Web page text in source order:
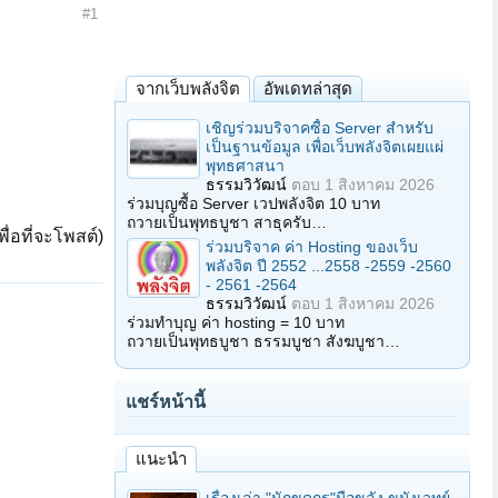
#1
อที่จะโพสต์)
จากเว็บพลังจิต อัพเดทล่าสุด
เชิญร่วมบริจาคซื้อ Server สำหรับ
เป็นฐานข้อมูล เพื่อเว็บพลังจิตเผยแผ่
พุทธศาสนา
ธรรมวิวัฒน์ ตอบ 1 สิงหาคม 2026
ร่วมบุญซื้อ Server เวปพลังจิต 10 บาท
ถวายเป็นพุทธบูชา สาธุครับ…
ร่วมบริจาค ค่า Hosting ของเว็บ
พลังจิต ปี 2552 ...2558 -2559 -2560
- 2561 -2564
ธรรมวิวัฒน์ ตอบ 1 สิงหาคม 2026
ร่วมทำบุญ ค่า hosting = 10 บาท
ถวายเป็นพุทธบูชา ธรรมบูชา สังฆบูชา…
แชร์หน้านี้
แนะนำ